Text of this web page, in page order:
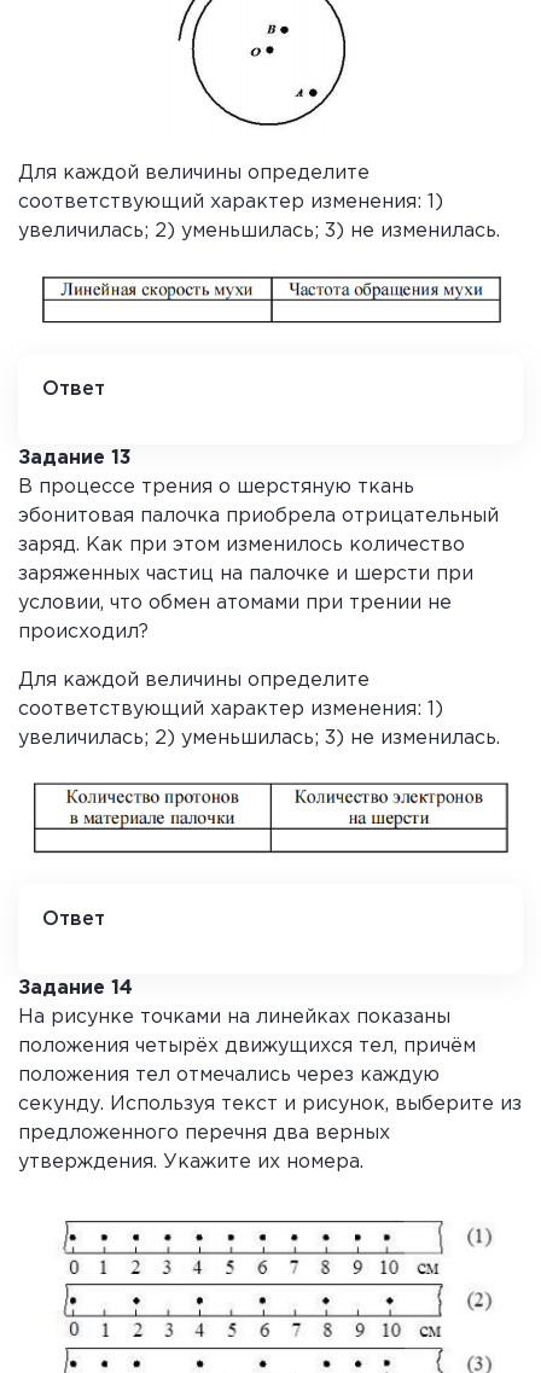
Для каждой величины определите
соответствующий характер изменения: 1)
увеличилась; 2) уменьшилась; 3) не изменилась.
Ответ
Задание 13
В процессе трения о шерстяную ткань
эбонитовая палочка приобрела отрицательный
заряд. Как при этом изменилось количество
заряженных частиц на палочке и шерсти при
условии, что обмен атомами при трении не
происходил?
Для каждой величины определите
соответствующий характер изменения: 1)
увеличилась; 2) уменьшилась; 3) не изменилась.
Ответ
Задание 14
На рисунке точками на линейках показаны
положения четырёх движущихся тел, причём
положения тел отмечались через каждую
секунду. Используя текст и рисунок, выберите из
предложенного перечня два верных
утверждения. Укажите их номера.